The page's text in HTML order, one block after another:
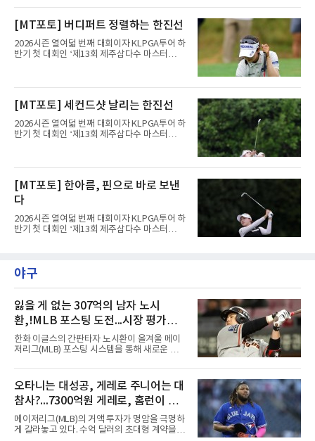
타를 줄여 중간 합계 3언더파 210타로 공동 10
트(파72/6,767야드)에서 열리고 있다.8일 현재
3라운드 경기가 펼쳐지고 있다.정지효가 1번 홀
에서 경기하고 있다.
[MT포토] 버디퍼트 정렬하는 한진선
2026시즌 열여덟 번째 대회이자 KLPGA투어 하
반기 첫 대회인 ‘제13회 제주삼다수 마스터
트(파72/6,767야드)에서 열리고 있다.8일 현재
3라운드 경기가 펼쳐지고 있다.한진선이 1번 홀
에서 경기하고 있다.
[MT포토] 세컨드샷 날리는 한진선
2026시즌 열여덟 번째 대회이자 KLPGA투어 하
반기 첫 대회인 ‘제13회 제주삼다수 마스터
트(파72/6,767야드)에서 열리고 있다.8일 현재
3라운드 경기가 펼쳐지고 있다.한진선이 1번 홀
에서 경기하고 있다.
[MT포토] 한아름, 핀으로 바로 보낸
다
2026시즌 열여덟 번째 대회이자 KLPGA투어 하
반기 첫 대회인 ‘제13회 제주삼다수 마스터
3라운드 경기가 펼쳐지고 있다.한아름이 1번 홀
에서 경기하고 있다.
야구
잃을 게 없는 307억의 남자 노시
환,!MLB 포스팅 도전...시장 평가는
의외일 수 있어
한화 이글스의 간판타자 노시환이 올겨울 메이
저리그(MLB) 포스팅 시스템을 통해 새로운 도전
KBO리그 사상 초유의 비FA 다년 계약을 체결하
면서 동시에 해외 진출 가능성을 열어두는 조항
을 포함했다. 국내에서 이미 최고 수준의 대우와
확실한 입지를 확보한 만큼, 이번 메이저리그 도
전은 생존을 건 승부수가 아니다.오히려 잃을 것
이 없는 도전에 가깝다. 노시환은 이미 KBO리그
에서 연평균 약 28억 원에 달하는 대형 계약과
오타니는 대성공, 게레로 주니어는 대
참사?...7300억원 게레로, 홈런이 충
격적인 6개, 야후 스포츠 "올해 트레
이드했어야" 질타
메이저리그(MLB)의 거액 투자가 명암을 극명하
게 갈라놓고 있다. 수억 달러의 초대형 계약을 안